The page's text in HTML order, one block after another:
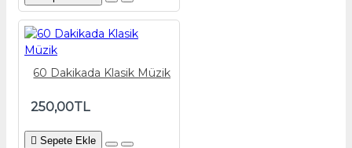
60 Dakikada Klasik Müzik
250,00TL
Sepete Ekle